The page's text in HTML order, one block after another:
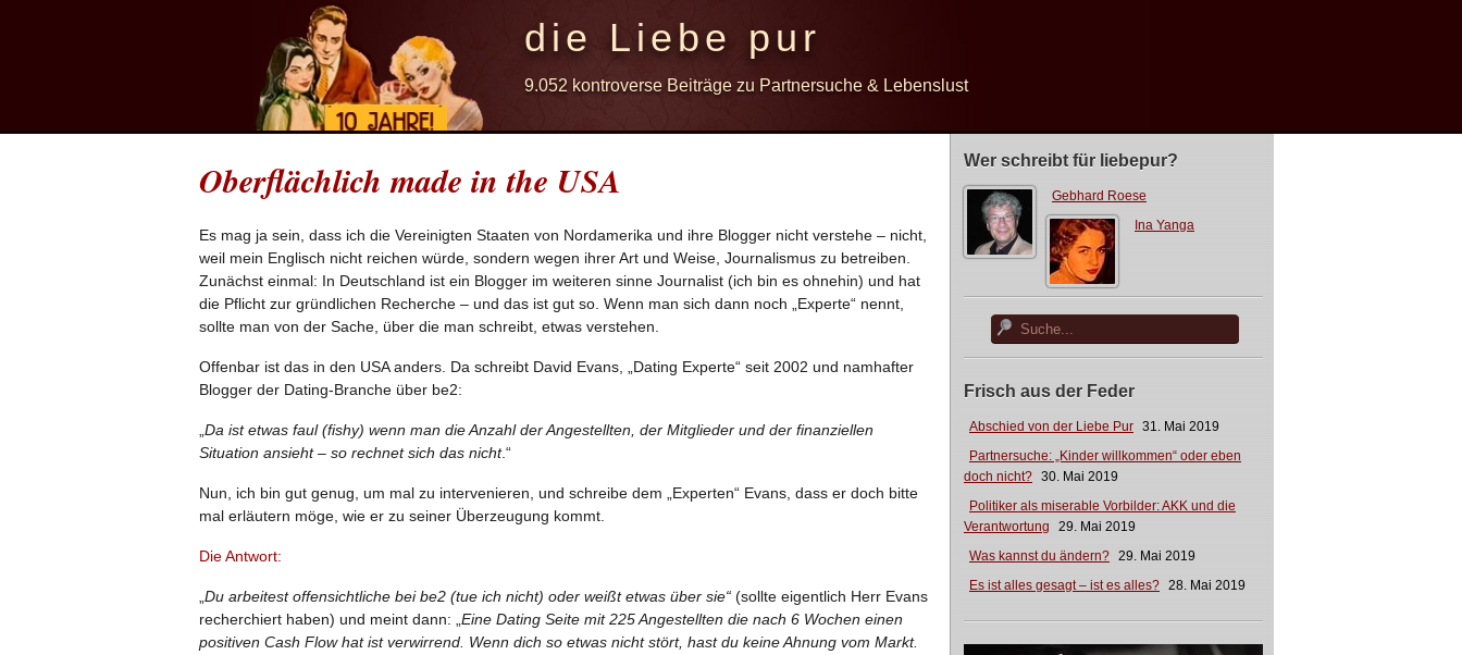
die Liebe pur
9.052 kontroverse Beiträge zu Partnersuche & Lebenslust
Wer schreibt für liebepur?
Gebhard Roese
Ina Yanga
Frisch aus der Feder
Abschied von der Liebe Pur 31. Mai 2019
Partnersuche: „Kinder willkommen“ oder eben
doch nicht? 30. Mai 2019
Politiker als miserable Vorbilder: AKK und die
Verantwortung
29. Mai 2019
Was kannst du ändern? 29. Mai 2019
Es ist alles gesagt – ist es alles? 28. Mai 2019
Oberflächlich made in the USA
Es mag ja sein, dass ich die Vereinigten Staaten von Nordamerika und ihre Blogger nicht verstehe – nicht,
weil mein Englisch nicht reichen würde, sondern wegen ihrer Art und Weise, Journalismus zu betreiben.
Zunächst einmal: In Deutschland ist ein Blogger im weiteren sinne Journalist (ich bin es ohnehin) und hat
die Pflicht zur gründlichen Recherche – und das ist gut so. Wenn man sich dann noch „Experte“ nennt,
sollte man von der Sache, über die man schreibt, etwas verstehen.
Offenbar ist das in den USA anders. Da schreibt David Evans, „Dating Experte“ seit 2002 und namhafter
Blogger der Dating-Branche über be2:
Da ist etwas faul (fishy) wenn man die Anzahl der Angestellten, der Mitglieder und der finanziellen
Situation ansieht – so rechnet sich das nicht.“
Nun, ich bin gut genug, um mal zu intervenieren, und schreibe dem „Experten“ Evans, dass er doch bitte
mal erläutern möge, wie er zu seiner Überzeugung kommt.
Die Antwort:
Du arbeitest offensichtliche bei be2 (tue ich nicht) oder weißt etwas über sie“ (sollte eigentlich Herr Evans
recherchiert haben) und meint dann: „ Eine Dating Seite mit 225 Angestellten die nach 6 Wochen einen
positiven Cash Flow hat ist verwirrend. Wenn dich so etwas nicht stört, hast du keine Ahnung vom Markt.